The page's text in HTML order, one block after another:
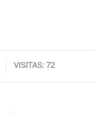
VISITAS: 72